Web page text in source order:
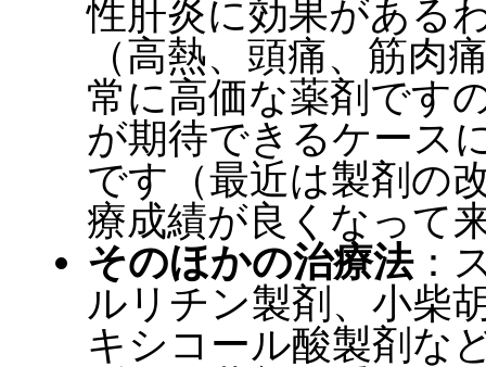
性肝炎に効果がある
（高熱、頭痛、筋肉
常に高価な薬剤です
が期待できるケース
です（最近は製剤の
療成績が良くなって
そのほかの治療法：
ルリチン製剤、小柴
キシコール酸製剤な